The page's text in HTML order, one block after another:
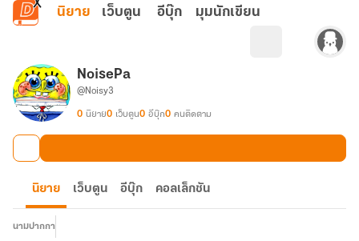
ข้ามไปยังเนื้อหาหลัก
นิยาย เว็บตูน อีบุ๊ก มุมนักเขียน
NoisePa
@Noisy3
0 นิยาย0 เว็บตูน0 อีบุ๊ก0 คนติดตาม
นิยาย เว็บตูน อีบุ๊ก คอลเล็กชัน
นามปากกา